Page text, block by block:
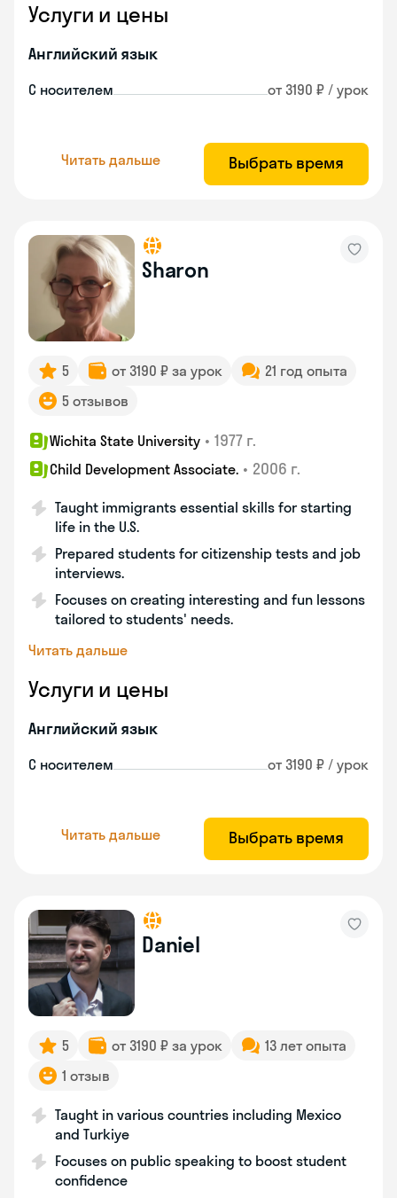
Услуги и цены
Английский язык
С носителем от 3190 ₽ / урок
Читать дальше Выбрать время
Sharon
5 от 3190 ₽ за урок
21 год опыта
5 отзывов
Wichita State University • 1977 г.
Child Development Associate. • 2006 г.
Taught immigrants essential skills for starting
life in the U.S.
Prepared students for citizenship tests and job
interviews.
Focuses on creating interesting and fun lessons
tailored to students' needs.
Читать дальше
Услуги и цены
Английский язык
С носителем от 3190 ₽ / урок
Читать дальше Выбрать время
Daniel
5 от 3190 ₽ за урок
13 лет опыта
1 отзыв
Taught in various countries including Mexico
and Turkiye
Focuses on public speaking to boost student
confidence